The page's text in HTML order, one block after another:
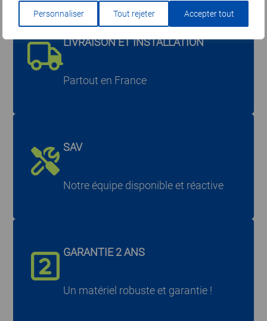
Personnaliser Tout rejeter Accepter tout
LIVRAISON ET INSTALLATION
Partout en France
SAV
Notre équipe disponible et réactive
GARANTIE 2 ANS
Un matériel robuste et garantie !